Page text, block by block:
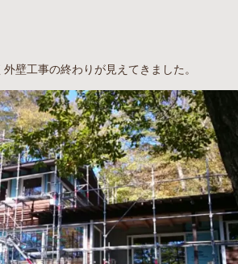
壁工事の終わりが見えてきました。